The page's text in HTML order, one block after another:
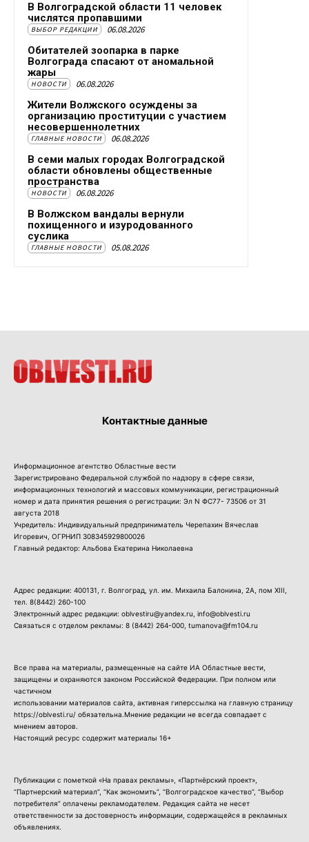
В Волгоградской области 11 человек
числятся пропавшими
ВЫБОР РЕДАКЦИИ 06.08.2026
Обитателей зоопарка в парке
Волгограда спасают от аномальной
жары
НОВОСТИ 06.08.2026
Жители Волжского осуждены за
организацию проституции с участием
несовершеннолетних
ГЛАВНЫЕ НОВОСТИ 06.08.2026
В семи малых городах Волгоградской
области обновлены общественные
пространства
НОВОСТИ 06.08.2026
В Волжском вандалы вернули
похищенного и изуродованного
суслика
ГЛАВНЫЕ НОВОСТИ 05.08.2026
Контактные данные
Информационное агентство Областные вести
Зарегистрировано Федеральной службой по надзору в сфере связи,
информационных технологий и массовых коммуникации, регистрационный
номер и дата принятия решения о регистрации: Эл N ФС77- 73506 от 31
августа 2018
Учредитель: Индивидуальный предприниматель Черепахин Вячеслав
Игоревич, ОГРНИП 308345929800026
Главный редактор: Альбова Екатерина Николаевна
Адрес редакции: 400131, г. Волгоград, ул. им. Михаила Балонина, 2А, пом XIII,
тел. 8(8442) 260-100
Электронный адрес редакции: oblvestiru@yandex.ru, info@oblvesti.ru
Связаться с отделом рекламы: 8 (8442) 264-000 , tumanova@fm104.ru
Все права на материалы, размещенные на сайте ИА Областные вести,
защищены и охраняются законом Российской Федерации. При полном или
частичном
использовании материалов сайта, активная гиперссылка на главную страницу
https://oblvesti.ru/ обязательна.Мнение редакции не всегда совпадает с
мнением авторов.
Настоящий ресурс содержит материалы 16+
Публикации с пометкой «На правах рекламы», «Партнёрский проект»,
“Партнерский материал”, “Как экономить”, “Волгоградское качество”, “Выбор
потребителя” оплачены рекламодателем. Редакция сайта не несет
ответственности за достоверность информации, содержащейся в рекламных
объявлениях.